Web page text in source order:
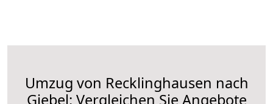
Umzug von Recklinghausen nach
Giebel: Vergleichen Sie Angebote